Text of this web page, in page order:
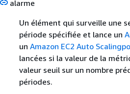
alarme
Un élément qui surveille une
période spécifiée et lance un
un Amazon EC2 Auto Scaling
lancées si la valeur de la
valeur seuil sur un nombre
périodes.